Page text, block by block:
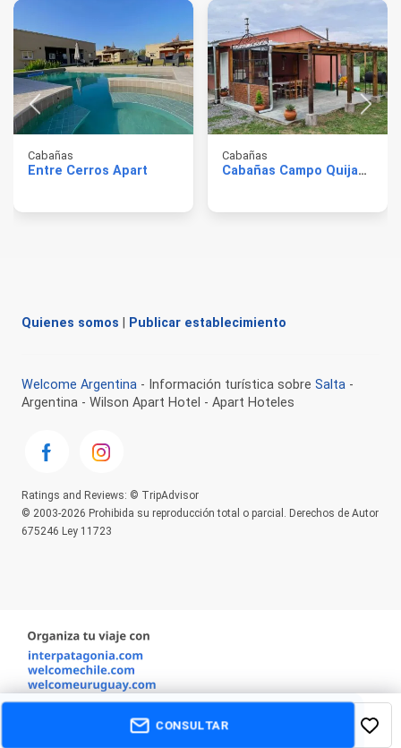
Cabañas
Entre Cerros Apart
Cabañas
Cabañas Campo Quijano
CONSULTAR
Quienes somos Publicar establecimiento
Welcome Argentina - Información turística sobre Salta -
Argentina - Wilson Apart Hotel - Apart Hoteles
Ratings and Reviews: © TripAdvisor
© 2003-2026 Prohibida su reproducción total o parcial. Derechos de Autor
675246 Ley 11723